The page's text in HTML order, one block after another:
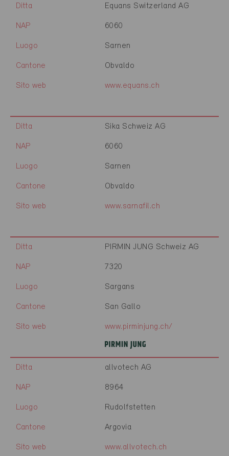
Ditta Equans Switzerland AG
NAP 6060
Luogo Sarnen
Cantone Obvaldo
Sito web www.equans.ch
Ditta Sika Schweiz AG
NAP 6060
Luogo Sarnen
Cantone Obvaldo
Sito web www.sarnafil.ch
Ditta PIRMIN JUNG Schweiz AG
NAP 7320
Luogo Sargans
Cantone San Gallo
Sito web www.pirminjung.ch/
Ditta allvotech AG
NAP 8964
Luogo Rudolfstetten
Cantone Argovia
Sito web www.allvotech.ch